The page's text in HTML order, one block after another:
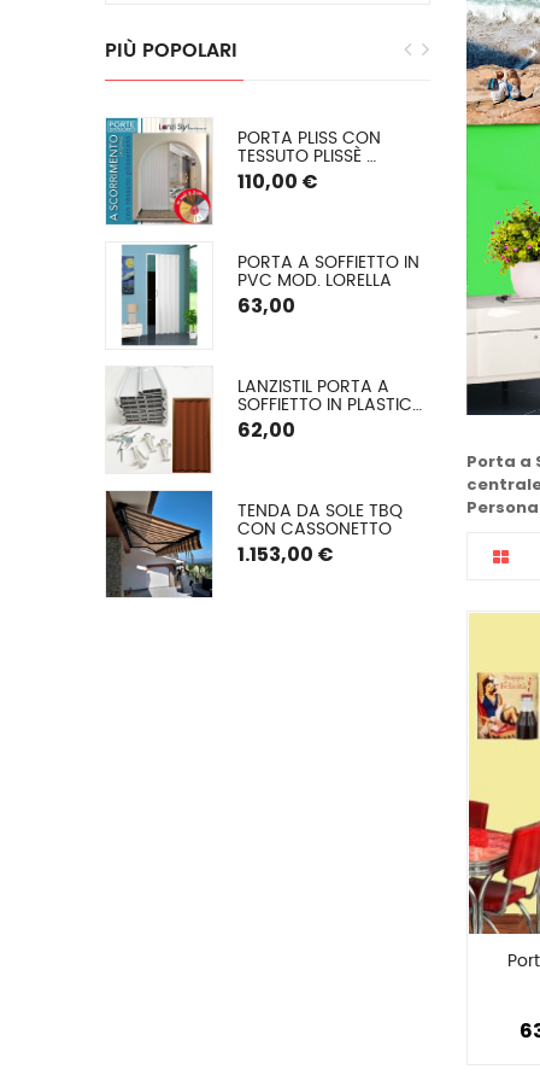
PIÙ POPOLARI
PORTA PLISS CON
TESSUTO PLISSÈ
SEMIOSCURANTE
(OSCURAMENTO DEL
110,00 €
PORTA A SOFFIETTO IN
PVC MOD. LORELLA
63,00
LANZISTIL PORTA A
SOFFIETTO IN PLASTICA
MODELLO FLASH –
COMUNICA LA TUA
MINUTI – 9 COLORI,
FORNITA DI VITERIA ED
ISTRUZIONI DI
MONTAGGIO
62,00
TENDA DA SOLE TBQ
CON CASSONETTO
1.153,00 €
Porta a